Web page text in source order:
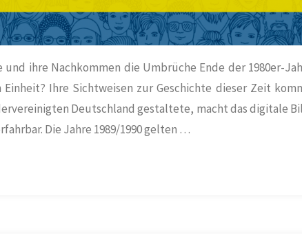
ihre Nachkommen die Umbrüche Ende der 1980er-
Ihre Sichtweisen zur Geschichte dieser Zeit
Deutschland gestaltete, macht das digitale
Die Jahre 1989/1990 gelten …